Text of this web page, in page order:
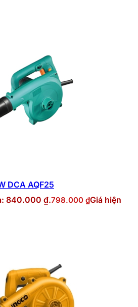
DCA AQF25
840.000 ₫.798.000 ₫Giá hiện